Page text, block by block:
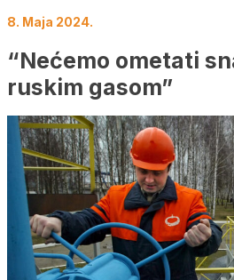
8. Maja 2024.
“Nećemo ometati
ruskim gasom”